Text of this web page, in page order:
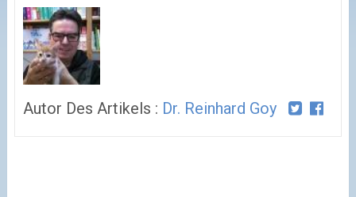
Autor Des Artikels : Dr. Reinhard Goy